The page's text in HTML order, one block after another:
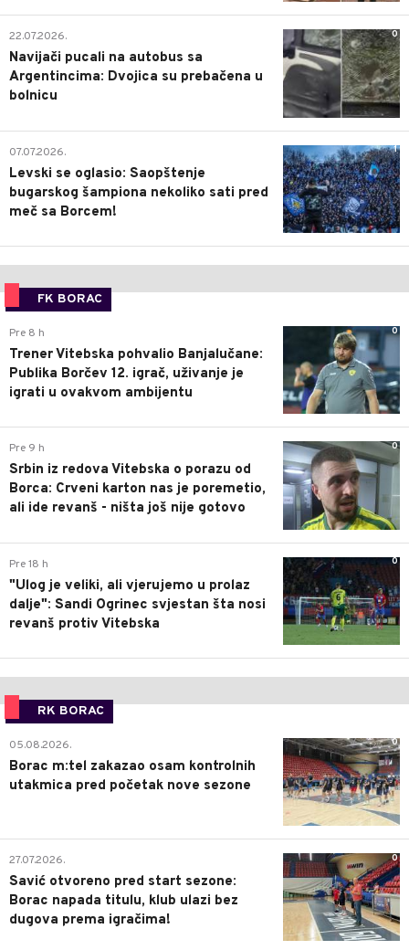
0
22.07.2026.
Navijači pucali na autobus sa
Argentincima: Dvojica su prebačena u
bolnicu
1
07.07.2026.
Levski se oglasio: Saopštenje
bugarskog šampiona nekoliko sati pred
meč sa Borcem!
FK BORAC
0
Pre 8 h
Trener Vitebska pohvalio Banjalučane:
Publika Borčev 12. igrač, uživanje je
igrati u ovakvom ambijentu
0
Pre 9 h
Srbin iz redova Vitebska o porazu od
Borca: Crveni karton nas je poremetio,
ali ide revanš - ništa još nije gotovo
0
Pre 18 h
"Ulog je veliki, ali vjerujemo u prolaz
dalje": Sandi Ogrinec svjestan šta nosi
revanš protiv Vitebska
RK BORAC
0
05.08.2026.
Borac m:tel zakazao osam kontrolnih
utakmica pred početak nove sezone
0
27.07.2026.
Savić otvoreno pred start sezone:
Borac napada titulu, klub ulazi bez
dugova prema igračima!